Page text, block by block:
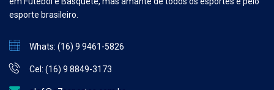
em Futebol e Basquete, mas amante de todos os esportes e pelo
esporte brasileiro.
Whats: (16) 9 9461-5826
Cel: (16) 9 8849-3173